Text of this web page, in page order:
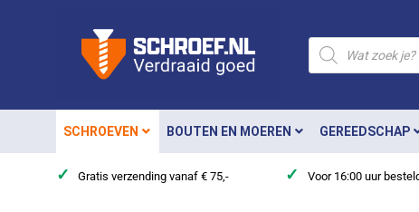
Producten
zoeken
SCHROEVEN BOUTEN EN MOEREN GEREEDSCHAP
✓ Gratis verzending vanaf € 75,- ✓ Voor 16:00 uur